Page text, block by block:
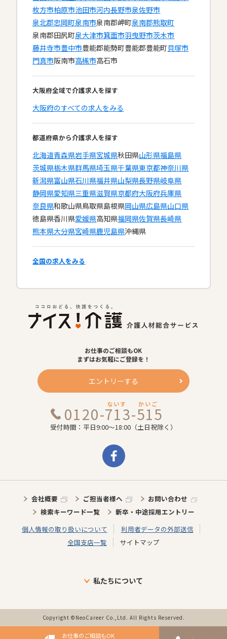
枚方市柏原市池田市河内長野市泉佐野市
泉北郡忠岡町泉南市泉南郡岬町泉南郡熊取町
泉南郡田尻町泉大津市箕面市羽曳野市茨木市
藤井寺市豊中市豊能郡能勢町豊能郡豊能町 貝塚市
門真市阪南市高槻市高石市
大阪府全域で介護求人を探す
大阪府のすべての求人をみる
都道府県から介護求人を探す
北海道青森県岩手県宮城県秋田県山形県福島県
茨城県栃木県群馬県埼玉県千葉県東京都神奈川県
新潟県富山県石川県福井県山梨県長野県岐阜県
静岡県愛知県三重県滋賀県京都府大阪府兵庫県
奈良県和歌山県鳥取県島根県岡山県広島県山口県
徳島県香川県愛媛県高知県福岡県佐賀県長崎県
熊本県大分県宮崎県鹿児島県沖縄県
全国の求人をみる
お仕事のご相談もOK
まずはお気軽にご登録を！
エントリーする
0120-713-515
ないす かいご
受付時間：平日9:00～18:00（土日祝除く）
会社概要 ご担当者様へ
お問い合わせ
検索キーワード一覧
新卒・中途採用エントリー
個人情報の取り扱いについて
利用者データの外部送信
全国支店一覧
サイトマップ
私たちについて
介護スタッフに向けた取り組み
インタビュー 事業の歩み・特徴
Copyright ©NeoCareer Co.,Ltd. All Rights Reserved.
お仕事のご相談もOK